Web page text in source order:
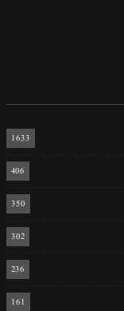
1633
406
350
302
236
161